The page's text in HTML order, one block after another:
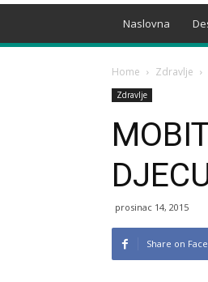
Naslovna
Home Zdravlje
Zdravlje
prosinac 14, 2015
Share on